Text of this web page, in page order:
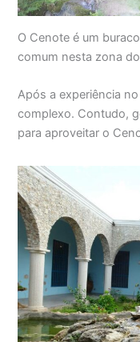
O Cenote é um
comum nesta zona
Após a experiência
complexo. Contudo,
para aproveitar o